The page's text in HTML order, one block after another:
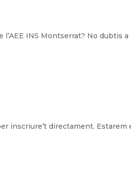
INS Montserrat? No dubtis
inscriure’t directament. Estarem